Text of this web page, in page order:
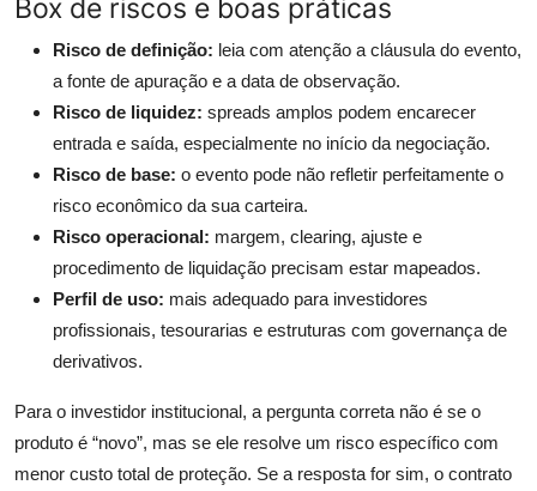
Box de riscos e boas práticas
Risco de definição: leia com atenção a cláusula do evento,
a fonte de apuração e a data de observação.
Risco de liquidez: spreads amplos podem encarecer
entrada e saída, especialmente no início da negociação.
Risco de base: o evento pode não refletir perfeitamente o
risco econômico da sua carteira.
Risco operacional: margem, clearing, ajuste e
procedimento de liquidação precisam estar mapeados.
Perfil de uso: mais adequado para investidores
profissionais, tesourarias e estruturas com governança de
derivativos.
Para o investidor institucional, a pergunta correta não é se o
produto é “novo”, mas se ele resolve um risco específico com
menor custo total de proteção. Se a resposta for sim, o contrato